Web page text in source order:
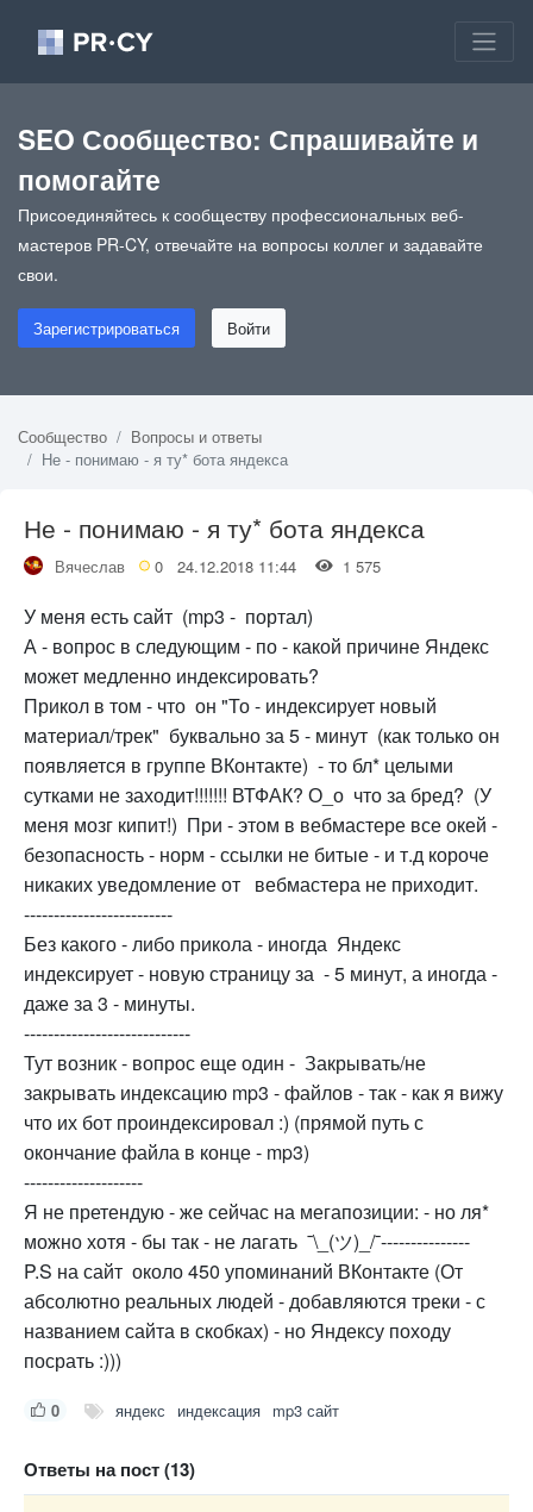
SEO Сообщество: Спрашивайте и
помогайте
Присоединяйтесь к сообществу профессиональных веб-
мастеров PR-CY, отвечайте на вопросы коллег и задавайте
свои.
Зарегистрироваться Войти
Сообщество
Вопросы и ответы
Не - понимаю - я ту* бота яндекса
Не - понимаю - я ту* бота яндекса
Вячеслав 0 24.12.2018 11:44 1 575
У меня есть сайт (mp3 - портал)
А - вопрос в следующим - по - какой причине Яндекс
может медленно индексировать?
Прикол в том - что он "То - индексирует новый
материал/трек" буквально за 5 - минут (как только он
появляется в группе ВКонтакте) - то бл* целыми
сутками не заходит!!!!!!! ВТФАК? О_о что за бред? (У
меня мозг кипит!) При - этом в вебмастере все окей -
безопасность - норм - ссылки не битые - и т.д короче
никаких уведомление от вебмастера не приходит.
-------------------------
Без какого - либо прикола - иногда Яндекс
индексирует - новую страницу за - 5 минут, а иногда -
даже за 3 - минуты.
----------------------------
Тут возник - вопрос еще один - Закрывать/не
закрывать индексацию mp3 - файлов - так - как я вижу
что их бот проиндексировал :) (прямой путь с
окончание файла в конце - mp3)
--------------------
Я не претендую - же сейчас на мегапозиции: - но ля*
можно хотя - бы так - не лагать ¯\_(ツ)_/¯---------------
P.S на сайт около 450 упоминаний ВКонтакте (От
абсолютно реальных людей - добавляются треки - с
названием сайта в скобках) - но Яндексу походу
посрать :)))
0 яндекс индексация mp3 сайт
Ответы на пост (13)